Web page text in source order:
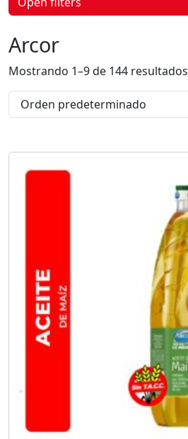
d
u
c
t
o
Arcor
Mostrando 1–9 de 144 resultados